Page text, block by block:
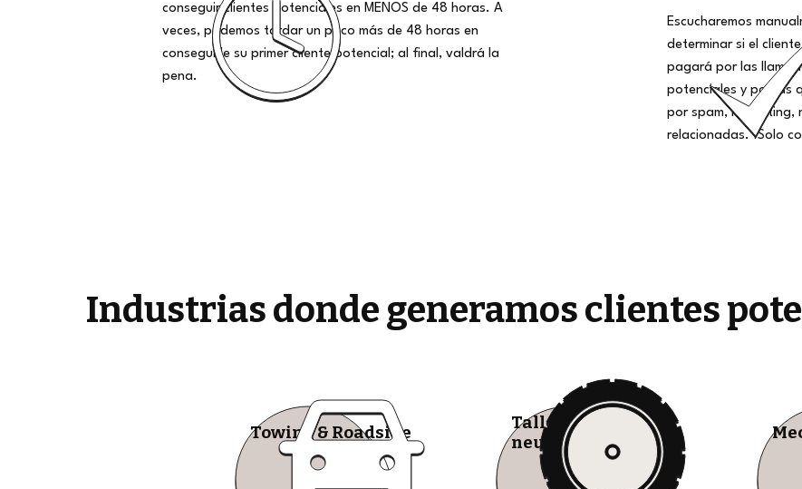
conseguir clientes potenciales en MENOS de 48 horas. A
veces, podemos tardar un poco más de 48 horas en
conseguirle su primer cliente potencial; al final, valdrá la
pena.
Escucharemos
determinar si el
pagará por las
potenciales y por las
por spam, marketing,
relacionadas. ¡Solo
Industrias donde generamos clientes
Towing & Roadside
Talleres de
neumáticos móviles